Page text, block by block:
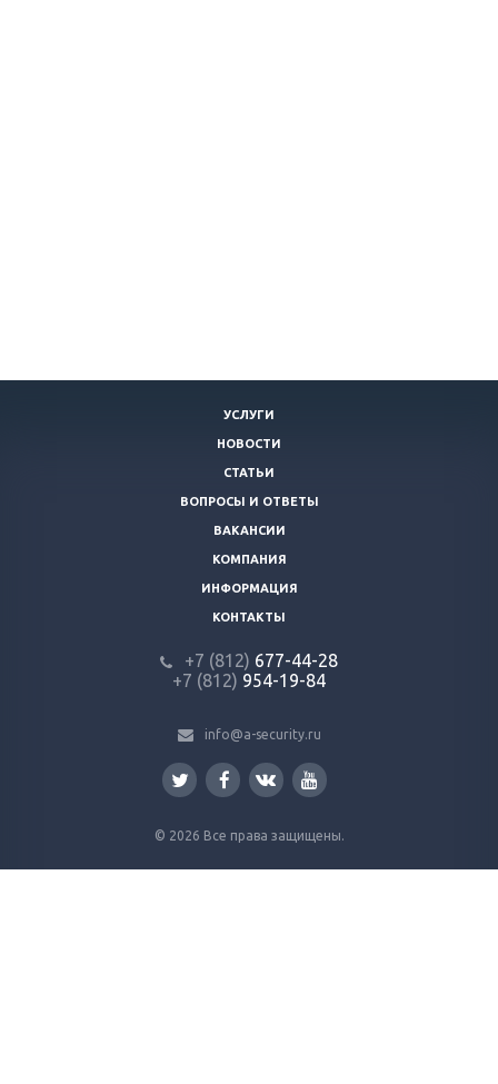
УСЛУГИ
НОВОСТИ
СТАТЬИ
ВОПРОСЫ И ОТВЕТЫ
ВАКАНСИИ
КОМПАНИЯ
ИНФОРМАЦИЯ
КОНТАКТЫ
+7 (812) 677-44-28
+7 (812) 954-19-84
info@a-security.ru
© 2026 Все права защищены.